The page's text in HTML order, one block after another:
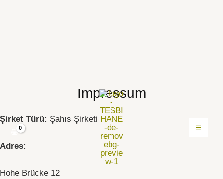
Impressum
Şirket Türü: Şahıs Şirketi
Adres:
Hohe Brücke 12